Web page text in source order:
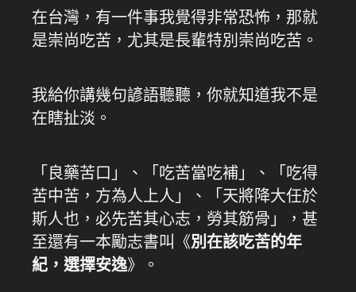
在台灣，有一件事我覺得非常恐怖，那就
是崇尚吃苦，尤其是長輩特別崇尚吃苦。
我給你講幾句諺語聽聽，你就知道我不是
在瞎扯淡。
「良藥苦口」、「吃苦當吃補」、「吃得
苦中苦，方為人上人」、「天將降大任於
斯人也，必先苦其心志，勞其筋骨」，甚
至還有一本勵志書叫《別在該吃苦的年
紀，選擇安逸》。